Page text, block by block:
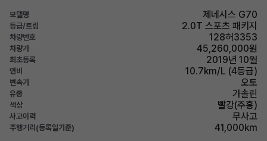
모델명 제네시스 G70
등급/트림 2.0T 스포츠 패키지
차량번호 128허3353
차량가 45,260,000원
최초등록 2019년 10월
연비 10.7km/L (4등급)
변속기 오토
유종 가솔린
색상 빨강(주홍)
사고이력 무사고
주행거리(등록일기준) 41,000km